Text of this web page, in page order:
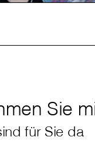
Sie
für Sie da